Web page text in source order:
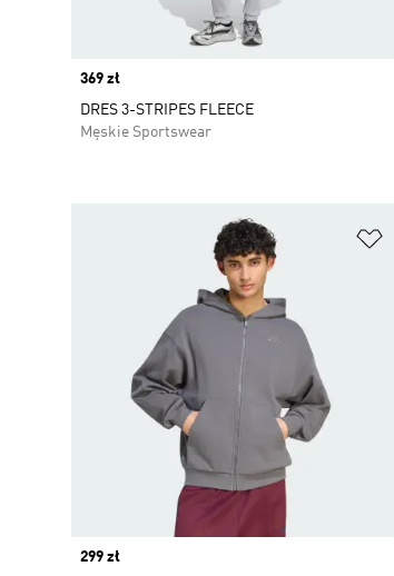
Price
369 zł
DRES 3-STRIPES FLEECE
Męskie Sportswear
Price
299 zł